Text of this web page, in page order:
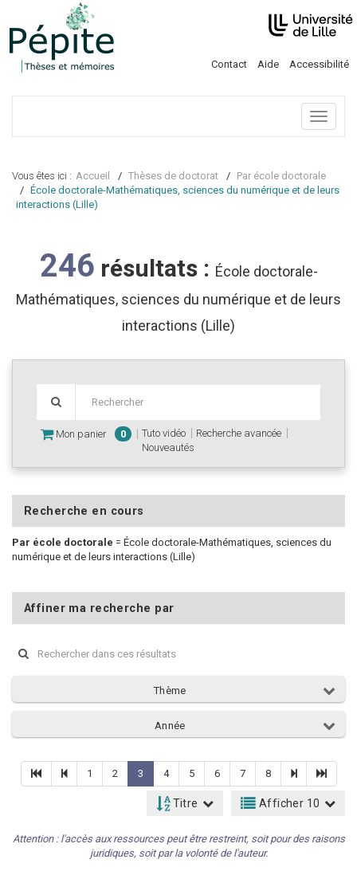
Contact Aide Accessibilité
Menu
Vous êtes ici : Accueil Thèses de doctorat
Par école doctorale
École doctorale-Mathématiques, sciences du numérique et de leurs
interactions (Lille)
246 résultats : École doctorale-
Mathématiques, sciences du numérique et de leurs
interactions (Lille)
Mon panier 0 Tuto vidéo
Recherche avancée
Nouveautés
Recherche en cours
Par école doctorale = École doctorale-Mathématiques, sciences du
numérique et de leurs interactions (Lille)
Affiner ma recherche par
Thème
Année
1 2 3 4 5 6 7 8
Titre Afficher 10
Attention : l'accès aux ressources peut être restreint, soit pour des raisons
juridiques, soit par la volonté de l'auteur.